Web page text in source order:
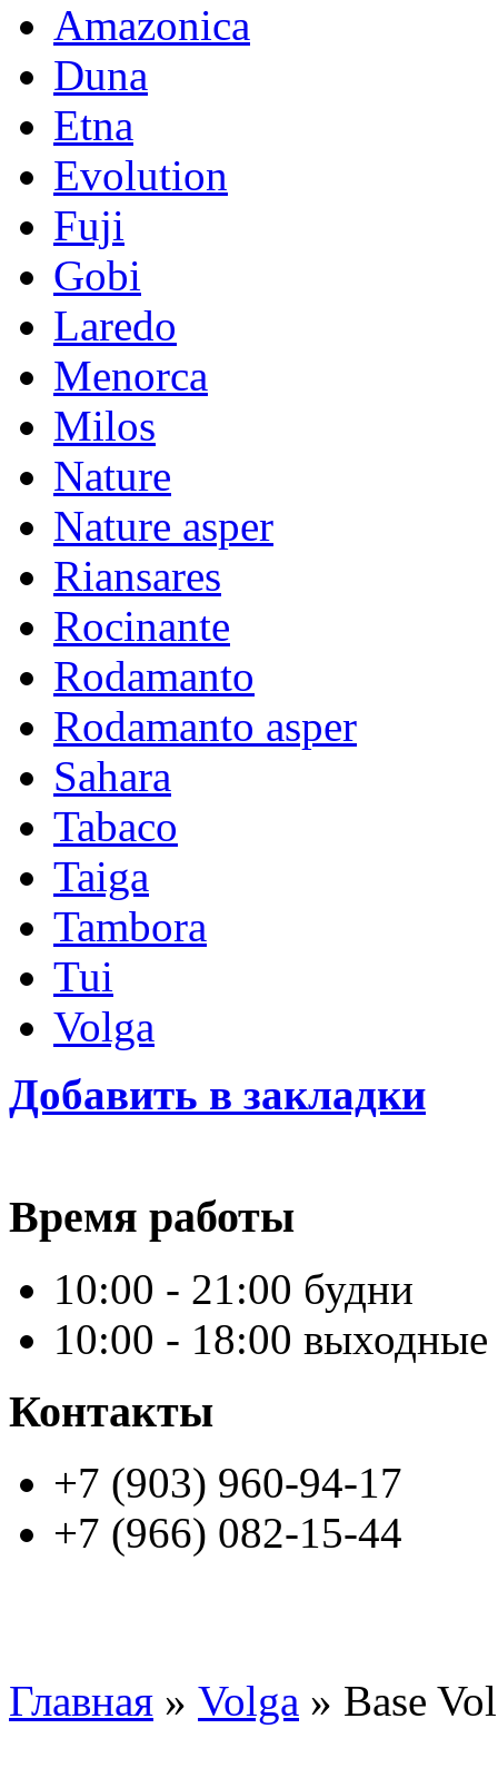
Amazonica
Duna
Etna
Evolution
Fuji
Gobi
Laredo
Menorca
Milos
Nature
Nature asper
Riansares
Rocinante
Rodamanto
Rodamanto asper
Sahara
Tabaco
Taiga
Tambora
Tui
Volga
Добавить в закладки
Время работы
10:00 - 21:00 будни
10:00 - 18:00 выходные
Контакты
+7 (903) 960-94-17
+7 (966) 082-15-44
Главная » Volga » Base